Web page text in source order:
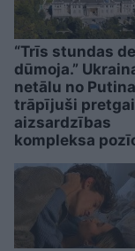
“Trīs stundas
dūmoja.”
netālu no
trāpījuši
aizsardzības
kompleksa